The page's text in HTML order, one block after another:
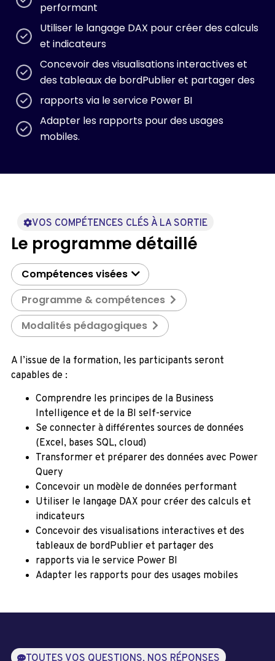
performant
Utiliser le langage DAX pour créer des calculs
et indicateurs
Concevoir des visualisations interactives et
des tableaux de bordPublier et partager des
rapports via le service Power BI
Adapter les rapports pour des usages
mobiles.
VOS COMPÉTENCES CLÉS À LA SORTIE
Le programme détaillé
Compétences visées
Programme & compétences
Modalités pédagogiques
A l’issue de la formation, les participants seront
capables de :
Comprendre les principes de la Business
Intelligence et de la BI self-service
Se connecter à différentes sources de données
(Excel, bases SQL, cloud)
Transformer et préparer des données avec Power
Query
Concevoir un modèle de données performant
Utiliser le langage DAX pour créer des calculs et
indicateurs
Concevoir des visualisations interactives et des
tableaux de bordPublier et partager des
rapports via le service Power BI
Adapter les rapports pour des usages mobiles